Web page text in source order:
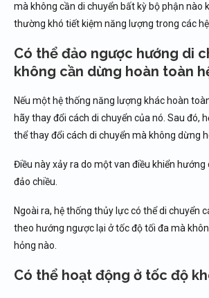
mà không cần di chuyển bất kỳ bộ phận nào
thường khó tiết kiệm năng lượng trong các
Có thể đảo ngược hướng di
không cần dừng hoàn toàn
Nếu một hệ thống năng lượng khác hoàn
hãy thay đổi cách di chuyển của nó. Sau đó,
thể thay đổi cách di chuyển mà không dừng
Điều này xảy ra do một van điều khiển hướng
đảo chiều.
Ngoài ra, hệ thống thủy lực có thể di chuyển
theo hướng ngược lại ở tốc độ tối đa mà
hỏng nào.
Có thể hoạt động ở tốc độ